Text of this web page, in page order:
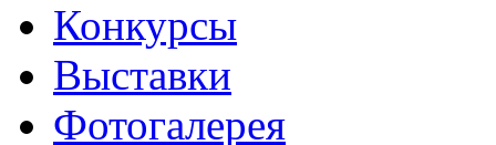
Конкурсы
Выставки
Фотогалерея